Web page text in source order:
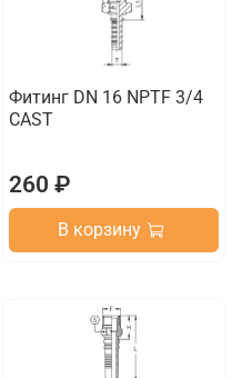
Фитинг DN 16 NPTF 3/4
CAST
260 ₽
В корзину